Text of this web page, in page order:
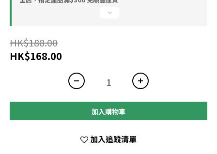
HK$188.00
HK$168.00
加入購物車
加入追蹤清單